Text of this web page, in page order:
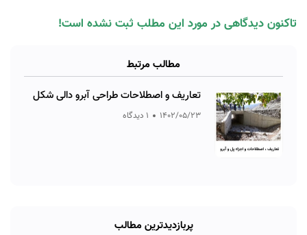
تاکنون دیدگاهی در مورد این مطلب ثبت نشده است!
مطالب مرتبط
تعاریف و اصطلاحات طراحی آبرو دالی شکل
1402/05/23 1 دیدگاه
پربازدیدترین مطالب